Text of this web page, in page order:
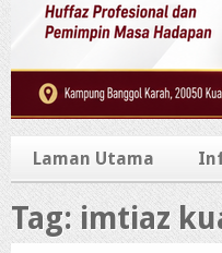
Laman Utama
Tag: imtiaz